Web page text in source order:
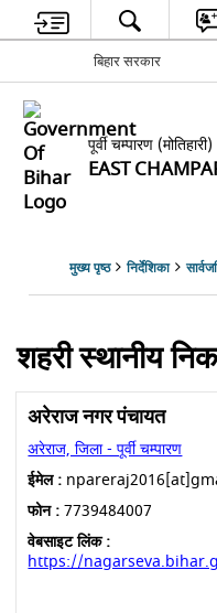
बिहार सरकार
पूर्वी चम्पारण (मोतिहारी)
EAST
मुख्य पृष्ठ निर्देशिका
शहरी स्थानीय
अरेराज नगर पंचायत
अरेराज, जिला - पूर्वी चम्पारण
ईमेल :
फोन :7739484007
वेबसाइट लिंक :
https://